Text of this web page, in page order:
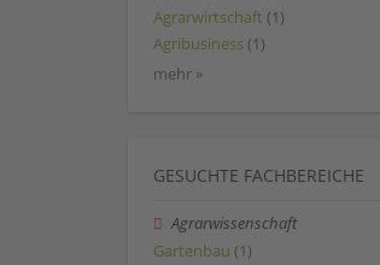
Agrarwirtschaft (1)
Agribusiness (1)
mehr »
GESUCHTE FACHBEREICHE
Agrarwissenschaft
Gartenbau (1)